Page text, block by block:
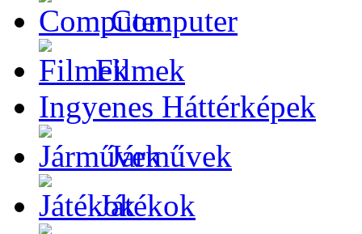
Computer
Filmek
Ingyenes Háttérképek
Járművek
Játékok